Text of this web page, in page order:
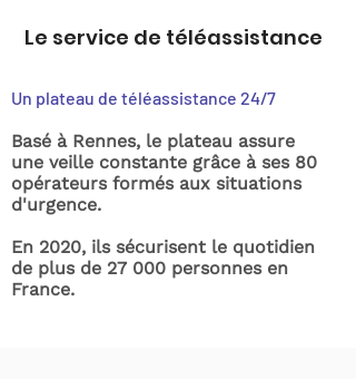
Le service de téléassistance
Un plateau de téléassistance 24/7
Basé à Rennes, le plateau assure
une veille constante grâce à ses 80
opérateurs formés aux situations
d'urgence.
En 2020, ils sécurisent le quotidien
de plus de 27 000 personnes en
France.